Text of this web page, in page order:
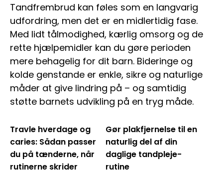
Tandfrembrud kan føles som en langvarig
udfordring, men det er en midlertidig fase.
Med lidt tålmodighed, kærlig omsorg og de
rette hjælpemidler kan du gøre perioden
mere behagelig for dit barn. Bideringe og
kolde genstande er enkle, sikre og naturlige
måder at give lindring på – og samtidig
støtte barnets udvikling på en tryg måde.
Travle hverdage og
caries: Sådan passer
du på tænderne, når
rutinerne skrider
Gør plakfjernelse til en
naturlig del af din
daglige tandpleje-
rutine